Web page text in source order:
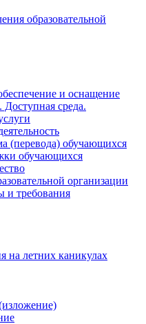
образовательной
и оснащение
Доступная среда.
(перевода) обучающихся
обучающихся
организации
и требования
на летних каникулах